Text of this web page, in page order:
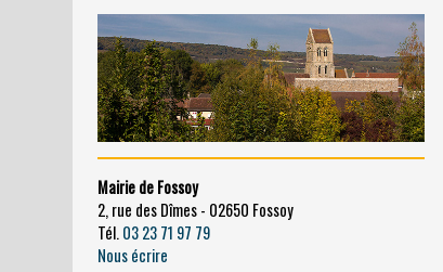
Mairie de Fossoy
2, rue des Dîmes - 02650 Fossoy
Tél.03 23 71 97 79
Nous écrire